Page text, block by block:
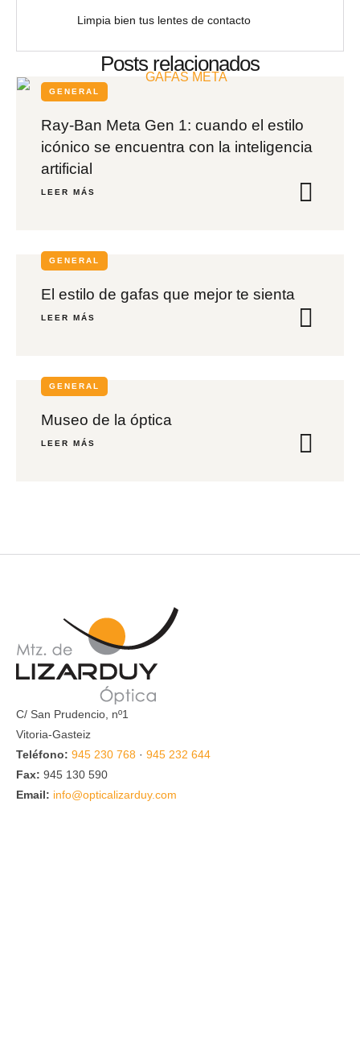
Limpia bien tus lentes de contacto
Posts relacionados
GENERAL
Ray-Ban Meta Gen 1: cuando el estilo
icónico se encuentra con la inteligencia
artificial
LEER MÁS
GENERAL
El estilo de gafas que mejor te sienta
LEER MÁS
GENERAL
Museo de la óptica
LEER MÁS
C/ San Prudencio, nº1
Vitoria-Gasteiz
Teléfono: 945 230 768 · 945 232 644
Fax: 945 130 590
Email: info@opticalizarduy.com